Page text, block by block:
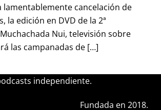
lamentablemente cancelación de
la edición en DVD de la 2ª
Nui, televisión sobre
las campanadas de […]
independiente.
Fundada en 2018.